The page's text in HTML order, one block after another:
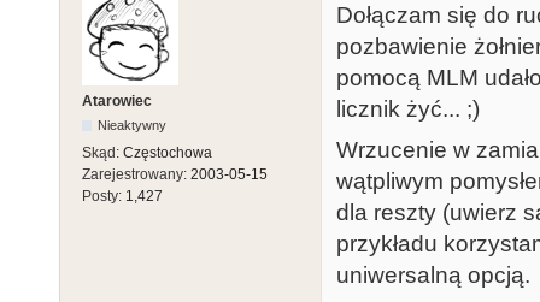
Atarowiec
Nieaktywny
Skąd: Częstochowa
Zarejestrowany: 2003-05-15
Posty: 1,427
Dołączam się do
pozbawienie
pomocą MLM
licznik żyć... ;)
Wrzucenie w
wątpliwym
dla reszty (uwierz
przykładu
uniwersalną opcją.